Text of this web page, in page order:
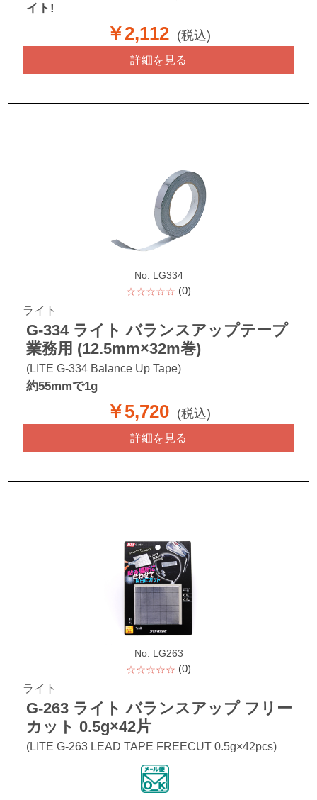
イト!
￥2,112 (税込)
詳細を見る
No. LG334
☆☆☆☆☆ (0)
ライト
G-334 ライト バランスアップテープ
業務用 (12.5mm×32m巻)
(LITE G-334 Balance Up Tape)
約55mmで1g
￥5,720 (税込)
詳細を見る
No. LG263
☆☆☆☆☆ (0)
ライト
G-263 ライト バランスアップ フリー
カット 0.5g×42片
(LITE G-263 LEAD TAPE FREECUT 0.5g×42pcs)